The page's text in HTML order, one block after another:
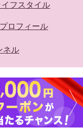
イフスタイル
プロフィール
ネル